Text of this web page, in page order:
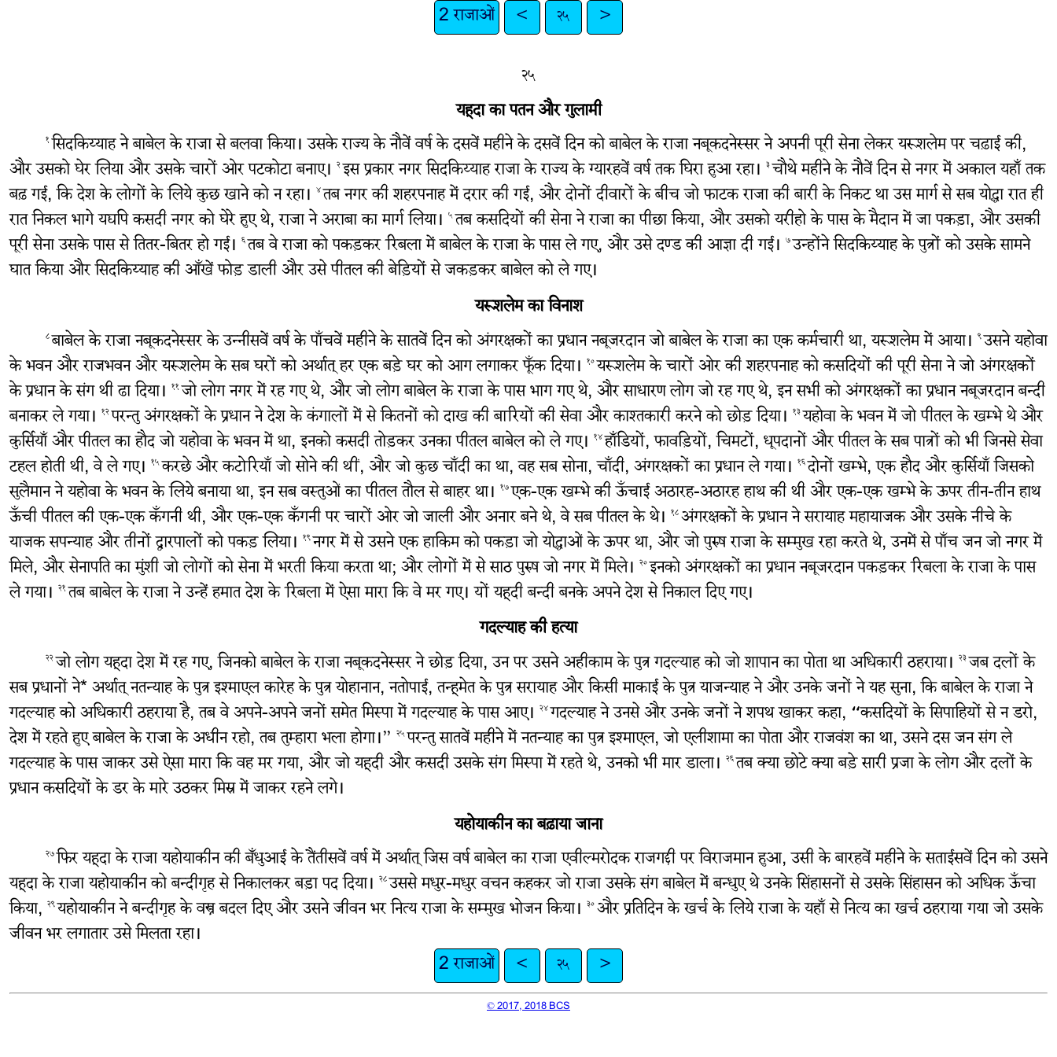
2 राजाओं < २५ >
२५
यहूदा का पतन और गुलामी
१सिदकिय्याह ने बाबेल के राजा से बलवा किया। उसके राज्य के नौवें वर्ष के दसवें महीने के दसवें दिन को बाबेल के राजा नबूकदनेस्सर ने अपनी पूरी सेना लेकर यरूशलेम पर चढ़ाई की,
और उसको घेर लिया और उसके चारों ओर पटकोटा बनाए। २इस प्रकार नगर सिदकिय्याह राजा के राज्य के ग्यारहवें वर्ष तक घिरा हुआ रहा। ३चौथे महीने के नौवें दिन से नगर में अकाल यहाँ तक
बढ़ गई, कि देश के लोगों के लिये कुछ खाने को न रहा। ४तब नगर की शहरपनाह में दरार की गई, और दोनों दीवारों के बीच जो फाटक राजा की बारी के निकट था उस मार्ग से सब योद्धा रात ही
रात निकल भागे यद्यपि कसदी नगर को घेरे हुए थे, राजा ने अराबा का मार्ग लिया। ५तब कसदियों की सेना ने राजा का पीछा किया, और उसको यरीहो के पास के मैदान में जा पकड़ा, और उसकी
पूरी सेना उसके पास से तितर-बितर हो गई। ६तब वे राजा को पकड़कर रिबला में बाबेल के राजा के पास ले गए, और उसे दण्ड की आज्ञा दी गई। ७उन्होंने सिदकिय्याह के पुत्रों को उसके सामने
घात किया और सिदकिय्याह की आँखें फोड़ डाली और उसे पीतल की बेड़ियों से जकड़कर बाबेल को ले गए।
यरूशलेम का विनाश
८बाबेल के राजा नबूकदनेस्सर के उन्नीसवें वर्ष के पाँचवें महीने के सातवें दिन को अंगरक्षकों का प्रधान नबूजरदान जो बाबेल के राजा का एक कर्मचारी था, यरूशलेम में आया। ९उसने यहोवा
के भवन और राजभवन और यरूशलेम के सब घरों को अर्थात् हर एक बड़े घर को आग लगाकर फूँक दिया। १०यरूशलेम के चारों ओर की शहरपनाह को कसदियों की पूरी सेना ने जो अंगरक्षकों
के प्रधान के संग थी ढा दिया। ११जो लोग नगर में रह गए थे, और जो लोग बाबेल के राजा के पास भाग गए थे, और साधारण लोग जो रह गए थे, इन सभी को अंगरक्षकों का प्रधान नबूजरदान बन्दी
बनाकर ले गया। १२परन्तु अंगरक्षकों के प्रधान ने देश के कंगालों में से कितनों को दाख की बारियों की सेवा और काश्तकारी करने को छोड़ दिया। १३यहोवा के भवन में जो पीतल के खम्भे थे और
कुर्सियाँ और पीतल का हौद जो यहोवा के भवन में था, इनको कसदी तोड़कर उनका पीतल बाबेल को ले गए। १४हाँडियों, फावड़ियों, चिमटों, धूपदानों और पीतल के सब पात्रों को भी जिनसे सेवा
टहल होती थी, वे ले गए। १५करछे और कटोरियाँ जो सोने की थीं, और जो कुछ चाँदी का था, वह सब सोना, चाँदी, अंगरक्षकों का प्रधान ले गया। १६दोनों खम्भे, एक हौद और कुर्सियाँ जिसको
सुलैमान ने यहोवा के भवन के लिये बनाया था, इन सब वस्तुओं का पीतल तौल से बाहर था। १७एक-एक खम्भे की ऊँचाई अठारह-अठारह हाथ की थी और एक-एक खम्भे के ऊपर तीन-तीन हाथ
ऊँची पीतल की एक-एक कँगनी थी, और एक-एक कँगनी पर चारों ओर जो जाली और अनार बने थे, वे सब पीतल के थे। १८अंगरक्षकों के प्रधान ने सरायाह महायाजक और उसके नीचे के
याजक सपन्याह और तीनों द्वारपालों को पकड़ लिया। १९नगर में से उसने एक हाकिम को पकड़ा जो योद्धाओं के ऊपर था, और जो पुरुष राजा के सम्मुख रहा करते थे, उनमें से पाँच जन जो नगर में
मिले, और सेनापति का मुंशी जो लोगों को सेना में भरती किया करता था; और लोगों में से साठ पुरुष जो नगर में मिले। २०इनको अंगरक्षकों का प्रधान नबूजरदान पकड़कर रिबला के राजा के पास
ले गया। २१तब बाबेल के राजा ने उन्हें हमात देश के रिबला में ऐसा मारा कि वे मर गए। यों यहूदी बन्दी बनके अपने देश से निकाल दिए गए।
गदल्याह की हत्या
२२जो लोग यहूदा देश में रह गए, जिनको बाबेल के राजा नबूकदनेस्सर ने छोड़ दिया, उन पर उसने अहीकाम के पुत्र गदल्याह को जो शापान का पोता था अधिकारी ठहराया। २३जब दलों के
सब प्रधानों ने* अर्थात् नतन्याह के पुत्र इश्माएल कारेह के पुत्र योहानान, नतोपाई, तन्हूमेत के पुत्र सरायाह और किसी माकाई के पुत्र याजन्याह ने और उनके जनों ने यह सुना, कि बाबेल के राजा ने
गदल्याह को अधिकारी ठहराया है, तब वे अपने-अपने जनों समेत मिस्पा में गदल्याह के पास आए। २४गदल्याह ने उनसे और उनके जनों ने शपथ खाकर कहा, “कसदियों के सिपाहियों से न डरो,
देश में रहते हुए बाबेल के राजा के अधीन रहो, तब तुम्हारा भला होगा।” २५परन्तु सातवें महीने में नतन्याह का पुत्र इश्माएल, जो एलीशामा का पोता और राजवंश का था, उसने दस जन संग ले
गदल्याह के पास जाकर उसे ऐसा मारा कि वह मर गया, और जो यहूदी और कसदी उसके संग मिस्पा में रहते थे, उनको भी मार डाला। २६तब क्या छोटे क्या बड़े सारी प्रजा के लोग और दलों के
प्रधान कसदियों के डर के मारे उठकर मिस्र में जाकर रहने लगे।
यहोयाकीन का बढ़ाया जाना
२७फिर यहूदा के राजा यहोयाकीन की बँधुआई के तैंतीसवें वर्ष में अर्थात् जिस वर्ष बाबेल का राजा एवील्मरोदक राजगद्दी पर विराजमान हुआ, उसी के बारहवें महीने के सताईसवें दिन को उसने
यहूदा के राजा यहोयाकीन को बन्दीगृह से निकालकर बड़ा पद दिया। २८उससे मधुर-मधुर वचन कहकर जो राजा उसके संग बाबेल में बन्धुए थे उनके सिंहासनों से उसके सिंहासन को अधिक ऊँचा
किया, २९यहोयाकीन ने बन्दीगृह के वस्त्र बदल दिए और उसने जीवन भर नित्य राजा के सम्मुख भोजन किया। ३०और प्रतिदिन के खर्च के लिये राजा के यहाँ से नित्य का खर्च ठहराया गया जो उसके
जीवन भर लगातार उसे मिलता रहा।
2 राजाओं
< २५ >
© 2017, 2018 BCS